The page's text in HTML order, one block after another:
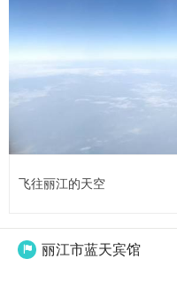
飞往丽江的天空
 丽江市蓝天宾馆